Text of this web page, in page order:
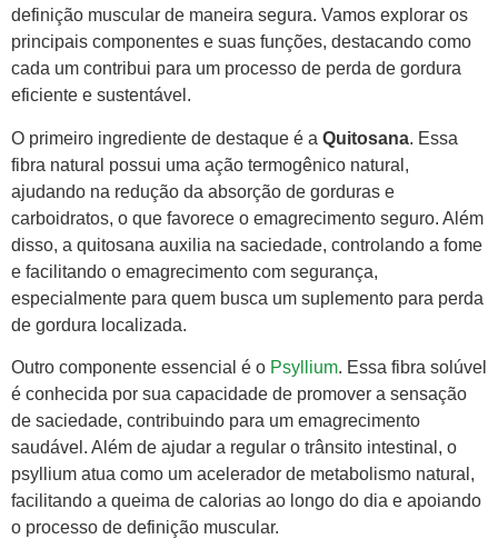
definição muscular de maneira segura. Vamos explorar os
principais componentes e suas funções, destacando como
cada um contribui para um processo de perda de gordura
eficiente e sustentável.
O primeiro ingrediente de destaque é a Quitosana. Essa
fibra natural possui uma ação termogênico natural,
ajudando na redução da absorção de gorduras e
carboidratos, o que favorece o emagrecimento seguro. Além
disso, a quitosana auxilia na saciedade, controlando a fome
e facilitando o emagrecimento com segurança,
especialmente para quem busca um suplemento para perda
de gordura localizada.
Outro componente essencial é o Psyllium. Essa fibra solúvel
é conhecida por sua capacidade de promover a sensação
de saciedade, contribuindo para um emagrecimento
saudável. Além de ajudar a regular o trânsito intestinal, o
psyllium atua como um acelerador de metabolismo natural,
facilitando a queima de calorias ao longo do dia e apoiando
o processo de definição muscular.